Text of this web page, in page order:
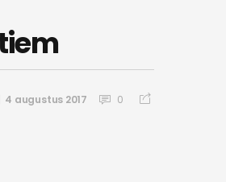
4 augustus 2017 0